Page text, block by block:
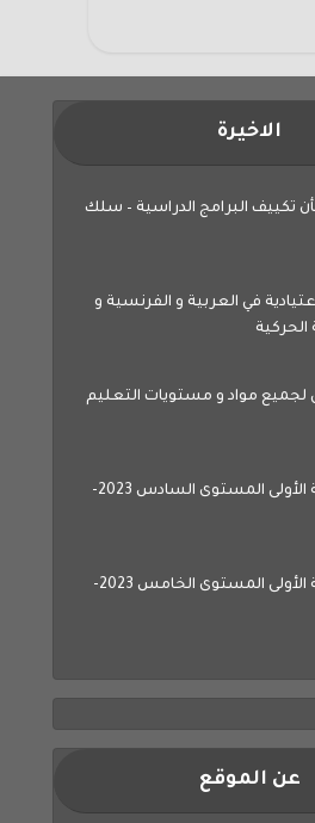
الاخيرة
تكييف البرامج الدراسية – سلك
في العربية و الفرنسية و
الحركية
لجميع مواد و مستويات التعليم
جميع فروض المرحلة الأولى المستوى السادس 2023-
جميع فروض المرحلة الأولى المستوى الخامس 2023-
عن الموقع